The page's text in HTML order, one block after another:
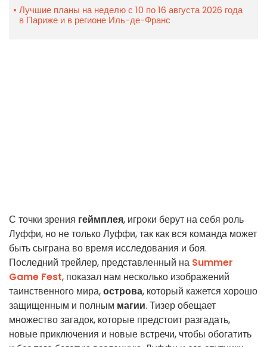
Лучшие планы на неделю с 10 по 16 августа 2026 года
в Париже и в регионе Иль-де-Франс
С точки зрения геймплея, игроки берут на себя роль
Луффи, но не только Луффи, так как вся команда может
быть сыграна во время исследования и боя.
Последний трейлер, представленный на Summer
Game Fest, показал нам несколько изображений
таинственного мира,острова, который кажется хорошо
защищенным и полным магии. Тизер обещает
множество загадок, которые предстоит разгадать,
новые приключения и новые встречи, чтобы обогатить